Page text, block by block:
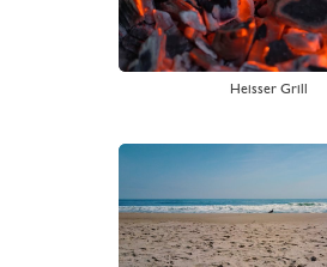
Heisser Grill